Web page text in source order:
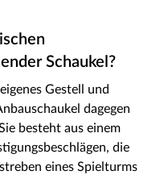
Schaukel?
Gestell und
dagegen
besteht aus einem
die
eines Spielturms